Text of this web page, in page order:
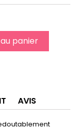
panier
AVIS